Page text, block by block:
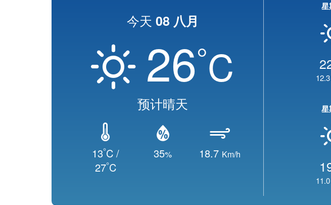
今天 08 八月
26°C
预计晴天
13°C /
27°C
35% 18.7 Km/h
星
12.3
星
11.0